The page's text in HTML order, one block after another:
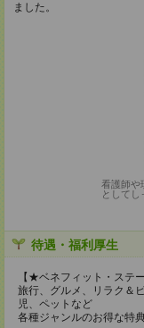
ました。
看護師や
としてし
待遇・福利厚生
【★ベネフィット・ステ
旅行、グルメ、リラク＆
児、ペットなど
各種ジャンルのお得な特